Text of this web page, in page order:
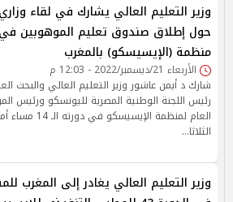
وزير التعليم العالي يشارك في لقاء
حول إطلاق صندوق تعليم الموهوبين في
منظمة (الإيسيسكو) بالمغرب
الأربعاء 21/ديسمبر/2022 - 12:03 م
شارك د أيمن عاشور وزير التعليم العالي والبحث
رئيس اللجنة الوطنية المصرية لليونسكو ورئيس
العام لمنظمة الإيسيسكو في
الثلاثا…
وزير التعليم العالي يغادر إلى المغرب